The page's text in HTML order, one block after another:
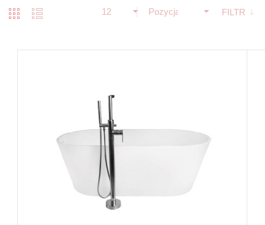
Pozycja FILTR
12